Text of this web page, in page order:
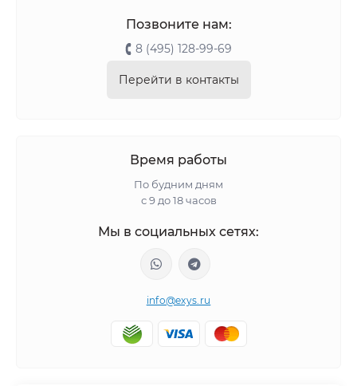
Позвоните нам:
8 (495) 128-99-69
Перейти в контакты
Время работы
По будним дням
с 9 до 18 часов
Мы в социальных сетях:
info@exys.ru